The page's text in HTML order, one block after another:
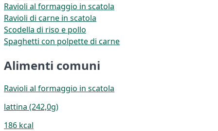
Ravioli al formaggio in scatola
Ravioli di carne in scatola
Scodella di riso e pollo
Spaghetti con polpette di carne
Alimenti comuni
Ravioli al formaggio in scatola
lattina (242,0g)
186 kcal